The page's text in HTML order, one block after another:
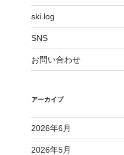
ski log
SNS
お問い合わせ
アーカイブ
2026年6月
2026年5月